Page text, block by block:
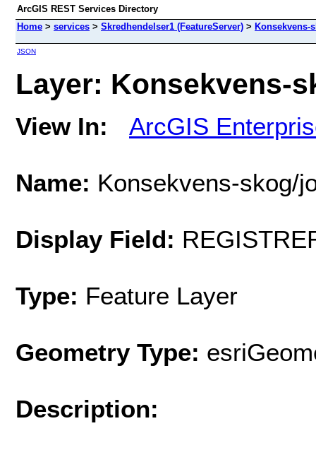
ArcGIS REST Services Directory
Home > services > Skredhendelser1 (FeatureServer) > Konsekvens-
JSON
Layer: Konsekvens-
View In: ArcGIS
Name: Konsekvens-skog/
Display Field:
Type: Feature Layer
Geometry Type:
Description: